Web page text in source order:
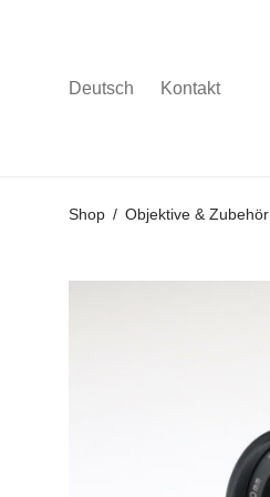
Deutsch Kontakt
Shop / Objektive & Zubehör